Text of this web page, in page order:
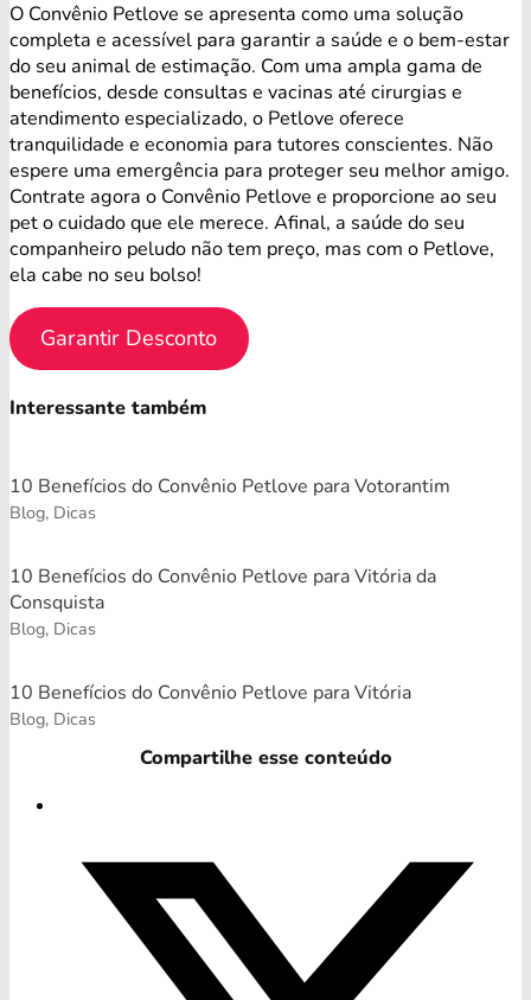
O Convênio Petlove se apresenta como uma solução
completa e acessível para garantir a saúde e o bem-estar
do seu animal de estimação. Com uma ampla gama de
benefícios, desde consultas e vacinas até cirurgias e
atendimento especializado, o Petlove oferece
tranquilidade e economia para tutores conscientes. Não
espere uma emergência para proteger seu melhor amigo.
Contrate agora o Convênio Petlove e proporcione ao seu
pet o cuidado que ele merece. Afinal, a saúde do seu
companheiro peludo não tem preço, mas com o Petlove,
ela cabe no seu bolso!
Garantir Desconto
Interessante também
10 Benefícios do Convênio Petlove para Votorantim
Blog, Dicas
10 Benefícios do Convênio Petlove para Vitória da
Consquista
Blog, Dicas
10 Benefícios do Convênio Petlove para Vitória
Blog, Dicas
Compartilhe esse conteúdo